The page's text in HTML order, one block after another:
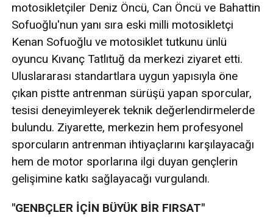
motosikletçiler Deniz Öncü, Can Öncü ve Bahattin
Sofuoğlu'nun yanı sıra eski milli motosikletçi
Kenan Sofuoğlu ve motosiklet tutkunu ünlü
oyuncu Kıvanç Tatlıtuğ da merkezi ziyaret etti.
Uluslararası standartlara uygun yapısıyla öne
çıkan pistte antrenman sürüşü yapan sporcular,
tesisi deneyimleyerek teknik değerlendirmelerde
bulundu. Ziyarette, merkezin hem profesyonel
sporcuların antrenman ihtiyaçlarını karşılayacağı
hem de motor sporlarına ilgi duyan gençlerin
gelişimine katkı sağlayacağı vurgulandı.
"GENBÇLER İÇİN BÜYÜK BİR FIRSAT"